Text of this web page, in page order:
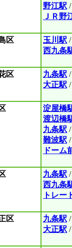
野江駅 /
ＪＲ野
区 玉川駅 /
西九条
区 九条駅 /
大正駅 /
淀屋橋
渡辺橋
九条駅 /
難波駅 /
ドーム
九条駅 /
西九条
トレー
区 九条駅 /
大正駅 /